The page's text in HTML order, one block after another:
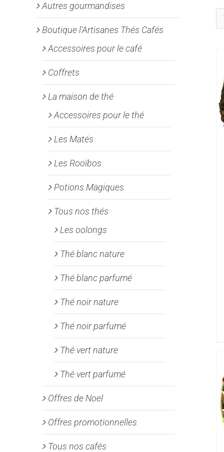
Autres gourmandises
Boutique l'Artisanes Thés Cafés
Accessoires pour le café
Coffrets
La maison de thé
Accessoires pour le thé
Les Matés
Les Rooïbos
Potions Magiques
Tous nos thés
Les oolongs
Thé blanc nature
Thé blanc parfumé
Thé noir nature
Thé noir parfumé
Thé vert nature
Thé vert parfumé
Offres de Noel
Offres promotionnelles
Tous nos cafés